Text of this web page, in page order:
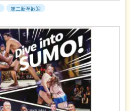
第二新卒歓迎